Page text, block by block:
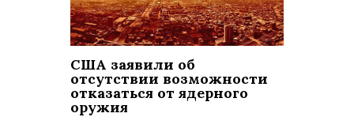
США заявили об
отсутствии возможности
отказаться от ядерного
оружия